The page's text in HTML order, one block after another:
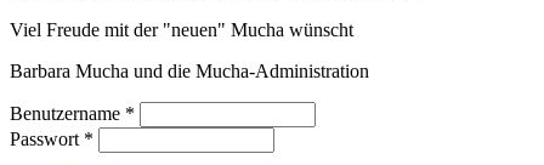
Viel Freude mit der "neuen" Mucha wünscht
Barbara Mucha und die Mucha-Administration
Benutzername *
Passwort *